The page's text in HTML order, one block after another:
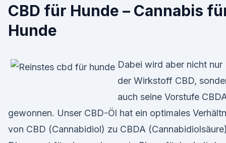
CBD für Hunde – Cannabis
Hunde
Dabei wird aber nicht nur
der Wirkstoff CBD,
auch seine Vorstufe
gewonnen. Unser CBD-Öl hat ein optimales
von CBD (Cannabidiol) zu CBDA